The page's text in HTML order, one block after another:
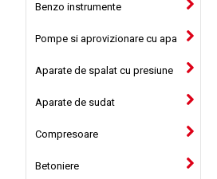
Benzo instrumente
Pompe si aprovizionare cu apa
Aparate de spalat cu presiune
Aparate de sudat
Compresoare
Betoniere